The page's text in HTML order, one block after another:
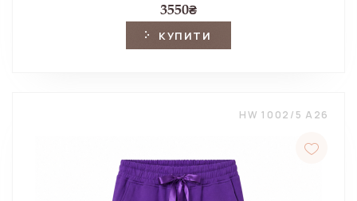
3550₴
КУПИТИ
HW 1002/5 A26